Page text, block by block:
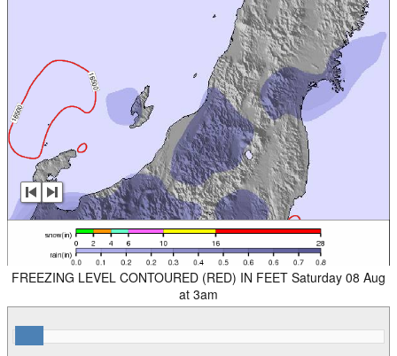
FREEZING LEVEL CONTOURED (RED) IN FEET Saturday 08 Aug
at 3am